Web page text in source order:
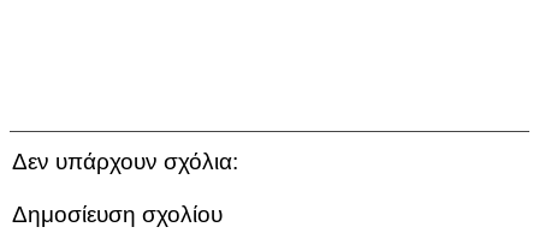
Δεν υπάρχουν σχόλια:
Δημοσίευση σχολίου